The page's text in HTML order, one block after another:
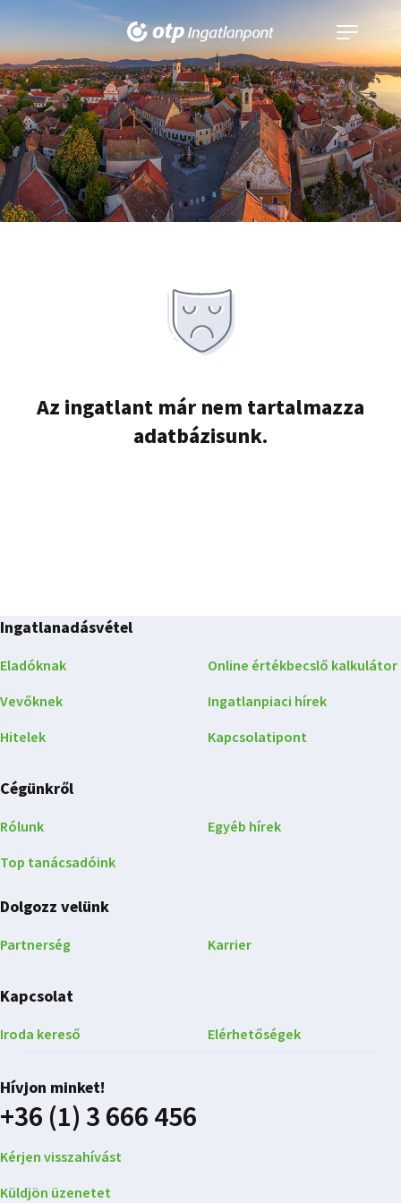
Navigáció
kinyitása
Az ingatlant már nem tartalmazza
adatbázisunk.
Ingatlanadásvétel
Eladóknak
Vevőknek
Hitelek
Online értékbecslő kalkulátor
Ingatlanpiaci hírek
Kapcsolatipont
Cégünkről
Rólunk
Top tanácsadóink
Egyéb hírek
Dolgozz velünk
Partnerség Karrier
Kapcsolat
Iroda kereső Elérhetőségek
Hívjon minket!
+36 (1) 3 666 456
Kérjen visszahívást
Küldjön üzenetet